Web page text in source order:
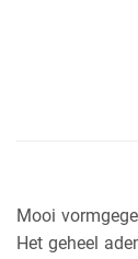
Mooi
Het geheel